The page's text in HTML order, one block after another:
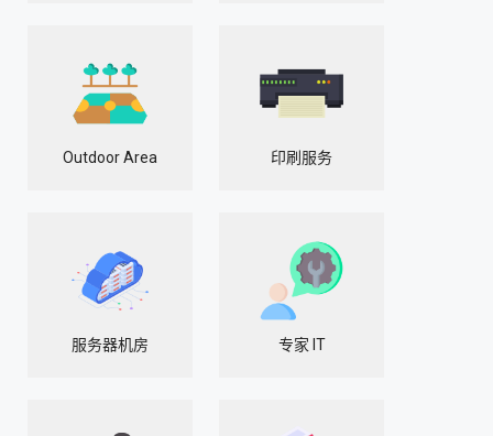
Outdoor Area 印刷服务
服务器机房 专家 IT